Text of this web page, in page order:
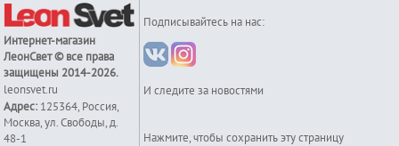
Интернет-магазин
ЛеонСвет© все права
защищены 2014-2026.
leonsvet.ru
Адрес: 125364,Россия,
Москва,ул. Свободы, д.
48-1
Подписывайтесь на нас:
И следите за новостями
Нажмите, чтобы сохранить эту страницу